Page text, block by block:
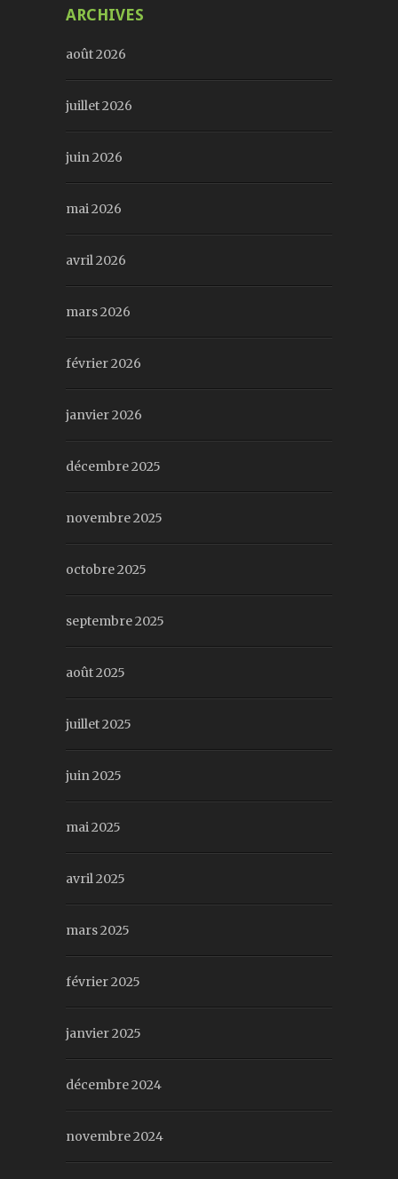
ARCHIVES
août 2026
juillet 2026
juin 2026
mai 2026
avril 2026
mars 2026
février 2026
janvier 2026
décembre 2025
novembre 2025
octobre 2025
septembre 2025
août 2025
juillet 2025
juin 2025
mai 2025
avril 2025
mars 2025
février 2025
janvier 2025
décembre 2024
novembre 2024